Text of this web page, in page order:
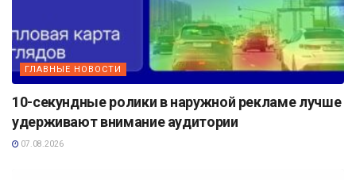
ГЛАВНЫЕ НОВОСТИ
10-секундные ролики в наружной рекламе лучше
удерживают внимание аудитории
07.08.2026